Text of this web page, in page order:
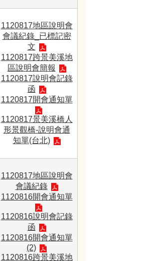
1120817地區說明會
會議紀錄_已標記密
文
1120817跨景美溪地
區說明會簡報
1120817說明會記錄
函
1120817開會通知單
1120817景美溪橋人
形景觀橋-說明會通
知單(台北)
1120817地區說明會
會議紀錄
1120816開會通知單
1120816說明會記錄
函
1120816開會通知單
(2)
1120816跨景美溪地